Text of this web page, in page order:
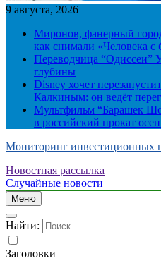
9 августа, 2026
Миронов, фанерный город
как снимали «Человека с
Переводчица “Одиссеи”
глубины
Disney хочет
Калкиным: он ведёт
Мультфильм “Барашек
в российский прокат
Мониторинг инвестиционных
Новостная рассылка
Случайные новости
Меню
Найти:
Заголовки